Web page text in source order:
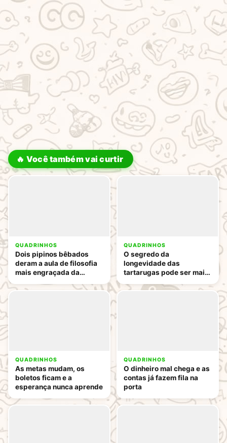
🔥 Você também vai curtir
QUADRINHOS
Dois pipinos bêbados
deram a aula de filosofia
mais engraçada da
QUADRINHOS
O segredo da
longevidade das
tartarugas pode ser mais
imagina
QUADRINHOS
As metas mudam, os
boletos ficam e a
esperança nunca aprende
QUADRINHOS
O dinheiro mal chega e as
contas já fazem fila na
porta